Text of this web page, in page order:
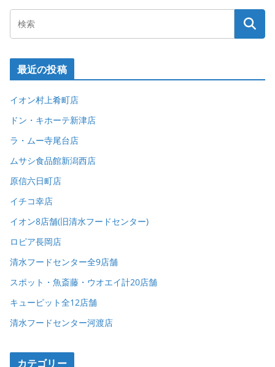
最近の投稿
イオン村上肴町店
ドン・キホーテ新津店
ラ・ムー寺尾台店
ムサシ食品館新潟西店
原信六日町店
イチコ幸店
イオン8店舗(旧清水フードセンター)
ロピア長岡店
清水フードセンター全9店舗
スポット・魚斎藤・ウオエイ計20店舗
キューピット全12店舗
清水フードセンター河渡店
カテゴリー